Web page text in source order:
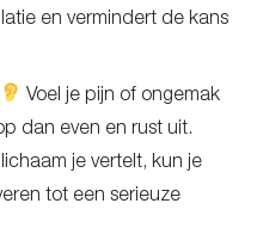
en vermindert de kans
Voel je pijn of ongemak
dan even en rust uit.
je vertelt, kun je
tot een serieuze